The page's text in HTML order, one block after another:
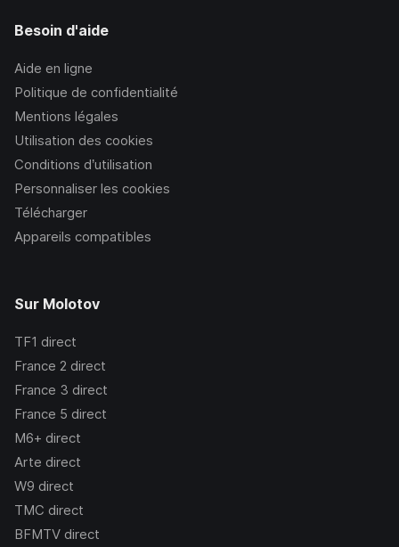
Besoin d'aide
Aide en ligne
Politique de confidentialité
Mentions légales
Utilisation des cookies
Conditions d’utilisation
Personnaliser les cookies
Télécharger
Appareils compatibles
Sur Molotov
TF1 direct
France 2 direct
France 3 direct
France 5 direct
M6+ direct
Arte direct
W9 direct
TMC direct
BFMTV direct